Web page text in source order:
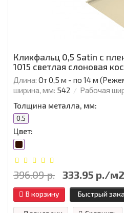
Кликфальц 0,5 Satin с
1015 светлая слоновая
Длина: От 0,5 м - по 14 м
ширина, мм: 542 Рабочая
Толщина металла, мм:
0.5
Цвет:
396.09 р. 333.95 р./м2
В корзину Быстрый